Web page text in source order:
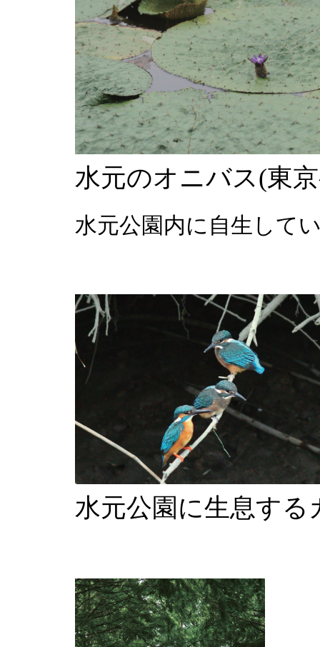
水元のオニバス(東
水元公園内に自生して
水元公園に生息する